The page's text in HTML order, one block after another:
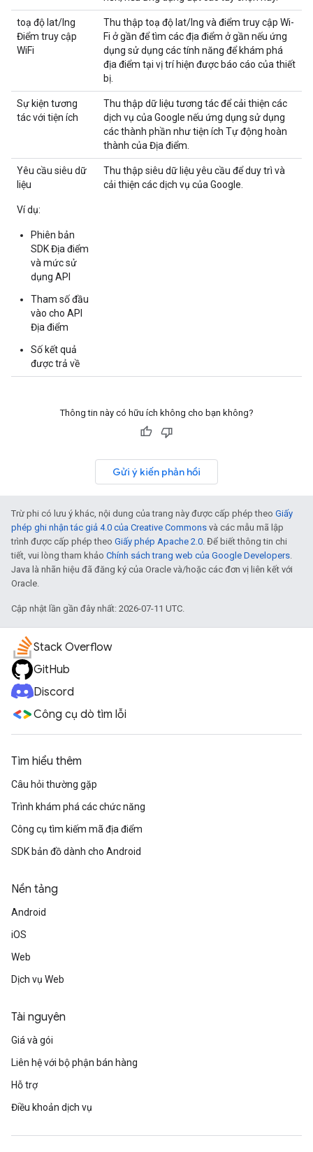
toạ độ lat/lng
Điểm truy cập
WiFi
Thu thập toạ độ lat/lng và điểm truy cập Wi-
Fi ở gần để tìm các địa điểm ở gần nếu ứng
dụng sử dụng các tính năng để khám phá
địa điểm tại vị trí hiện được báo cáo của thiết
bị.
Sự kiện tương
tác với tiện ích
Thu thập dữ liệu tương tác để cải thiện các
dịch vụ của Google nếu ứng dụng sử dụng
các thành phần như tiện ích Tự động hoàn
thành của Địa điểm.
Yêu cầu siêu dữ
liệu
Ví dụ:
Phiên bản
SDK Địa điểm
và mức sử
dụng API
Tham số đầu
vào cho API
Địa điểm
Số kết quả
được trả về
Thu thập siêu dữ liệu yêu cầu để duy trì và
cải thiện các dịch vụ của Google.
Thông tin này có hữu ích không cho bạn không?
Gửi ý kiến phản hồi
Trừ phi có lưu ý khác, nội dung của trang này được cấp phép theo Giấy
phép ghi nhận tác giả 4.0 của Creative Commons và các mẫu mã lập
trình được cấp phép theo Giấy phép Apache 2.0. Để biết thông tin chi
tiết, vui lòng tham khảo Chính sách trang web của Google Developers.
Java là nhãn hiệu đã đăng ký của Oracle và/hoặc các đơn vị liên kết với
Oracle.
Cập nhật lần gần đây nhất: 2026-07-11 UTC.
Stack Overflow
GitHub
Discord
Công cụ dò tìm lỗi
Tìm hiểu thêm
Câu hỏi thường gặp
Trình khám phá các chức năng
Công cụ tìm kiếm mã địa điểm
SDK bản đồ dành cho Android
Nền tảng
Android
iOS
Web
Dịch vụ Web
Tài nguyên
Giá và gói
Liên hệ với bộ phận bán hàng
Hỗ trợ
Điều khoản dịch vụ